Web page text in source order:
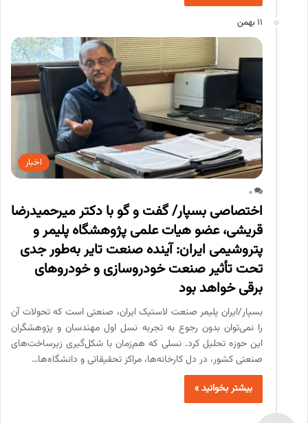
11 بهمن
اخبار
0
اختصاصی بسپار/ گفت و گو با دکتر میرحمیدرضا
قریشی، عضو هیات علمی پژوهشگاه پلیمر و
پتروشیمی ایران: آینده صنعت تایر به‌طور جدی
تحت تأثیر صنعت خودروسازی و خودروهای
برقی خواهد بود
بسپار/ایران پلیمر صنعت لاستیک ایران، صنعتی است که تحولات آن
را نمی‌توان بدون رجوع به تجربه نسل اول مهندسان و پژوهشگران
این حوزه تحلیل کرد. نسلی که هم‌زمان با شکل‌گیری زیرساخت‌های
صنعتی کشور، در دل کارخانه‌ها، مراکز تحقیقاتی و دانشگاه‌ها…
بیشتر بخوانید »